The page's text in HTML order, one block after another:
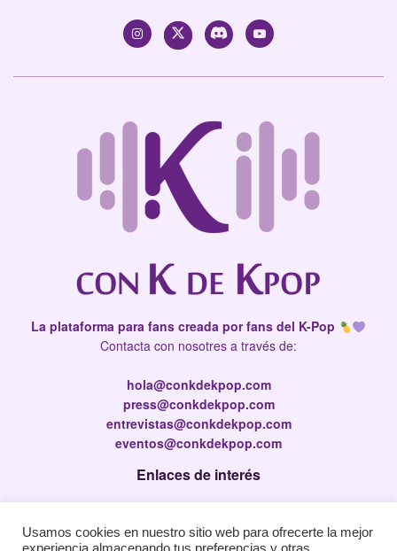
La plataforma para fans creada por fans del K-Pop
Contacta con nosotres a través de:
hola@conkdekpop.com
press@conkdekpop.com
entrevistas@conkdekpop.com
eventos@conkdekpop.com
Enlaces de interés
Política de privacidad
Usamos cookies en nuestro sitio web para ofrecerte la mejor